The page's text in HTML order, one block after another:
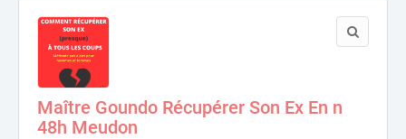
Maître Goundo Récupérer Son Ex En n
48h Meudon